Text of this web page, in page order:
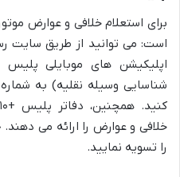
برای استعلام خلافی و عوارض
خلافی و عوارض را ارائه می
را تسویه نمایید.